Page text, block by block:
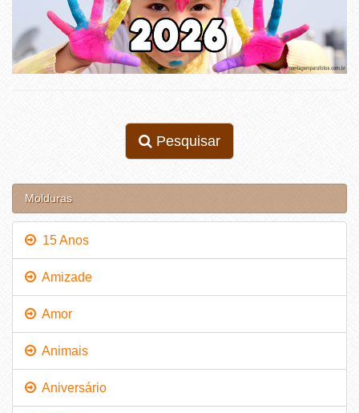
Pesquisar
Molduras
15 Anos
Amizade
Amor
Animais
Aniversário